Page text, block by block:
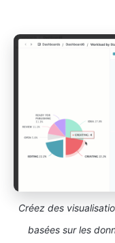
Créez des
basées sur les